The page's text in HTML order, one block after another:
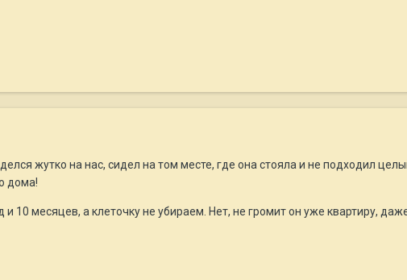
жутко на нас, сидел на том месте, где она стояла и не подходил
дома!
10 месяцев, а клеточку не убираем. Нет, не громит он уже квартиру,